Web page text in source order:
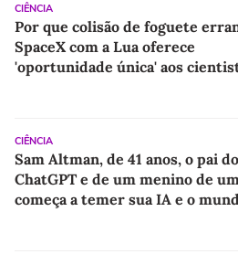
CIÊNCIA
Por que colisão de foguete
SpaceX com a Lua oferece
'oportunidade única' aos
CIÊNCIA
Sam Altman, de 41 anos, o pai do
ChatGPT e de um menino de
começa a temer sua IA e o